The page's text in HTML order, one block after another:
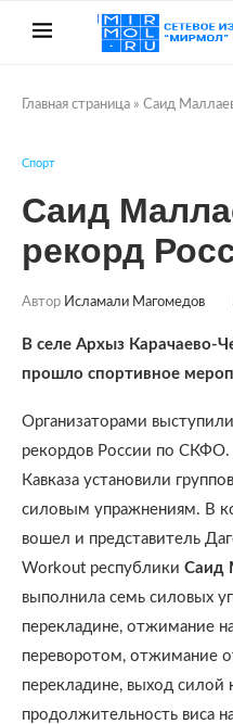
Главная страница » Саид
Спорт
Саид
рекорд
Автор Исламали Магомедов
В селе Архыз Карачаево-
прошло спортивное
Организаторами
рекордов России по СКФО.
Кавказа установили
силовым упражнениям. В
вошел и представитель
Workout республики Саид
выполнила семь силовых
перекладине, отжимание
переворотом, отжимание
перекладине, выход силой
продолжительность виса